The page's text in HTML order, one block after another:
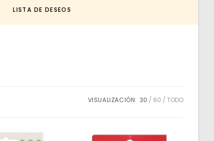
LISTA DE DESEOS
VISUALIZACIÓN: 30 60 TODO